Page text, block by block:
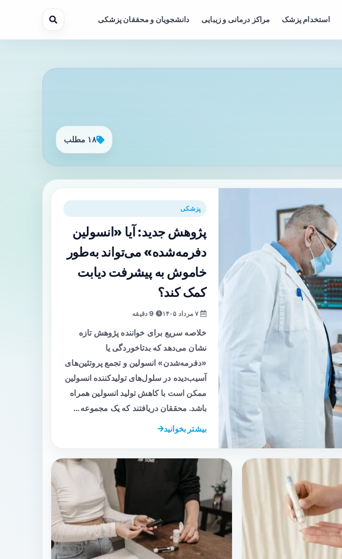
استخدام پزشک مراکز درمانی و زیبایی دانشجویان و محققان پزشکی
۱۸ مطلب
پزشکی
پژوهش جدید: آیا «انسولین
دفرمه‌شده» می‌تواند به‌طور
خاموش به پیشرفت دیابت
کمک کند؟
خلاصه سریع برای خواننده پژوهش تازه
نشان می‌دهد که بدتاخوردگی یا
«دفرمه‌شدن» انسولین و تجمع پروتئین‌های
آسیب‌دیده در سلول‌های تولیدکننده انسولین
ممکن است با کاهش تولید انسولین همراه
باشد. محققان دریافتند که یک مجموعه…
بیشتر بخوانید